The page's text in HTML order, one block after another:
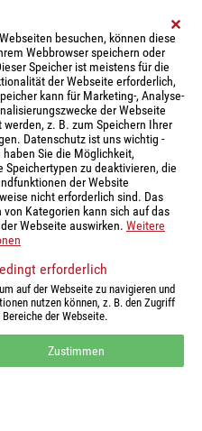
Informationen mit Ihren
besuchen, können diese
Webbrowser speichern oder
Speicher ist meistens für die
der Webseite erforderlich,
kann für Marketing-, Analyse-
der Webseite
werden, z. B. zum Speichern Ihrer
Datenschutz ist uns wichtig -
haben Sie die Möglichkeit,
Speichertypen zu deaktivieren, die
der Website
nicht erforderlich sind. Das
von Kategorien kann sich auf das
Webseite auswirken. Weitere
erforderlich
auf der Webseite zu navigieren und
nutzen können, z. B. den Zugriff
der Webseite.
Zustimmen